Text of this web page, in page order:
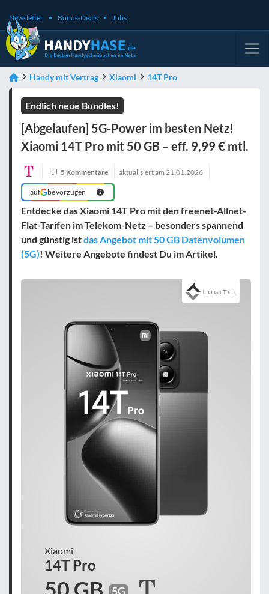
Newsletter Bonus-Deals Jobs
Handy mit Vertrag Xiaomi 14T Pro
Endlich neue Bundles!
[Abgelaufen] 5G-Power im besten Netz!
Xiaomi 14T Pro mit 50 GB – eff. 9,99 € mtl.
5 Kommentare aktualisiert am21.01.2026
auf bevorzugen
Entdecke das Xiaomi 14T Pro mit den freenet-Allnet-
Flat-Tarifen im Telekom-Netz – besonders spannend
und günstig istdas Angebot mit 50 GB Datenvolumen
(5G)! Weitere Angebote findest Du im Artikel.
Xiaomi
14T Pro
5G